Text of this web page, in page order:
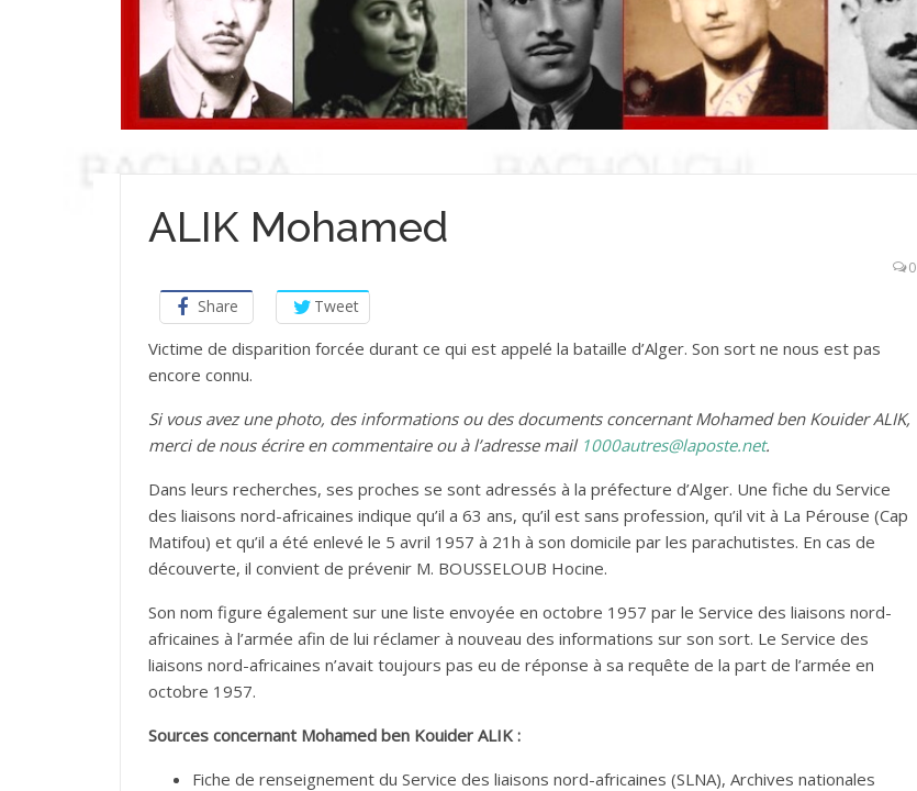
ALIK Mohamed
0
Share Tweet
Victime de disparition forcée durant ce qui est appelé la bataille d’Alger. Son sort ne nous est pas
encore connu.
Si vous avez une photo, des informations ou des documents concernant Mohamed ben Kouider ALIK,
merci de nous écrire en commentaire ou à l’adresse mail 1000autres@laposte.net.
Dans leurs recherches, ses proches se sont adressés à la préfecture d’Alger. Une fiche du Service
des liaisons nord-africaines indique qu’il a 63 ans, qu’il est sans profession, qu’il vit à La Pérouse (Cap
Matifou) et qu’il a été enlevé le 5 avril 1957 à 21h à son domicile par les parachutistes. En cas de
découverte, il convient de prévenir M. BOUSSELOUB Hocine.
Son nom figure également sur une liste envoyée en octobre 1957 par le Service des liaisons nord-
africaines à l’armée afin de lui réclamer à nouveau des informations sur son sort. Le Service des
liaisons nord-africaines n’avait toujours pas eu de réponse à sa requête de la part de l’armée en
octobre 1957.
Sources concernant Mohamed ben Kouider ALIK :
Fiche de renseignement du Service des liaisons nord-africaines (SLNA), Archives nationales